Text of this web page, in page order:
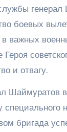
боевых
важных
и отвагу.
Шаймуратов
бригада